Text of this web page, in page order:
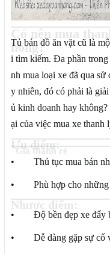
Có nên mua
hông?
Tủ bán đồ ăn vặt cũ là
i tìm kiếm. Đa phần
nh mua loại xe đã qua
y nhiên, đó có phải là
ủ kinh doanh hay
ại của việc mua xe thanh
Ưu điểm:
Giá thành rẻ
• Thủ tục mua bán
• Phù hợp cho những
Nhược điểm:
• Độ bền đẹp xe đẩy
• Dễ dàng gặp sự cố